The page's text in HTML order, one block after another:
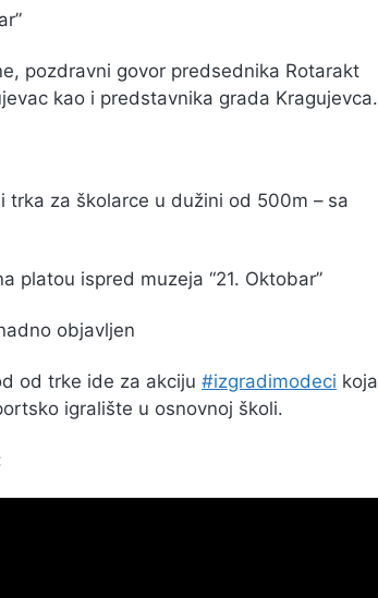
pozdravni govor predsednika Rotarakt
kao i predstavnika grada Kragujevca.
trka za školarce u dužini od 500m – sa
platou ispred muzeja “21. Oktobar”
objavljen
od trke ide za akciju #izgradimodeci koja
igralište u osnovnoj školi.